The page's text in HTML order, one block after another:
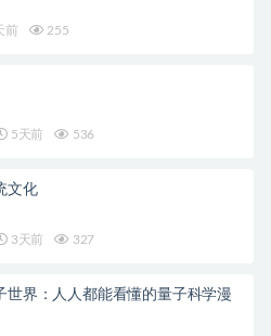
前 255
5天前 536
文化
3天前 327
世界：人人都能看懂的量子科学漫